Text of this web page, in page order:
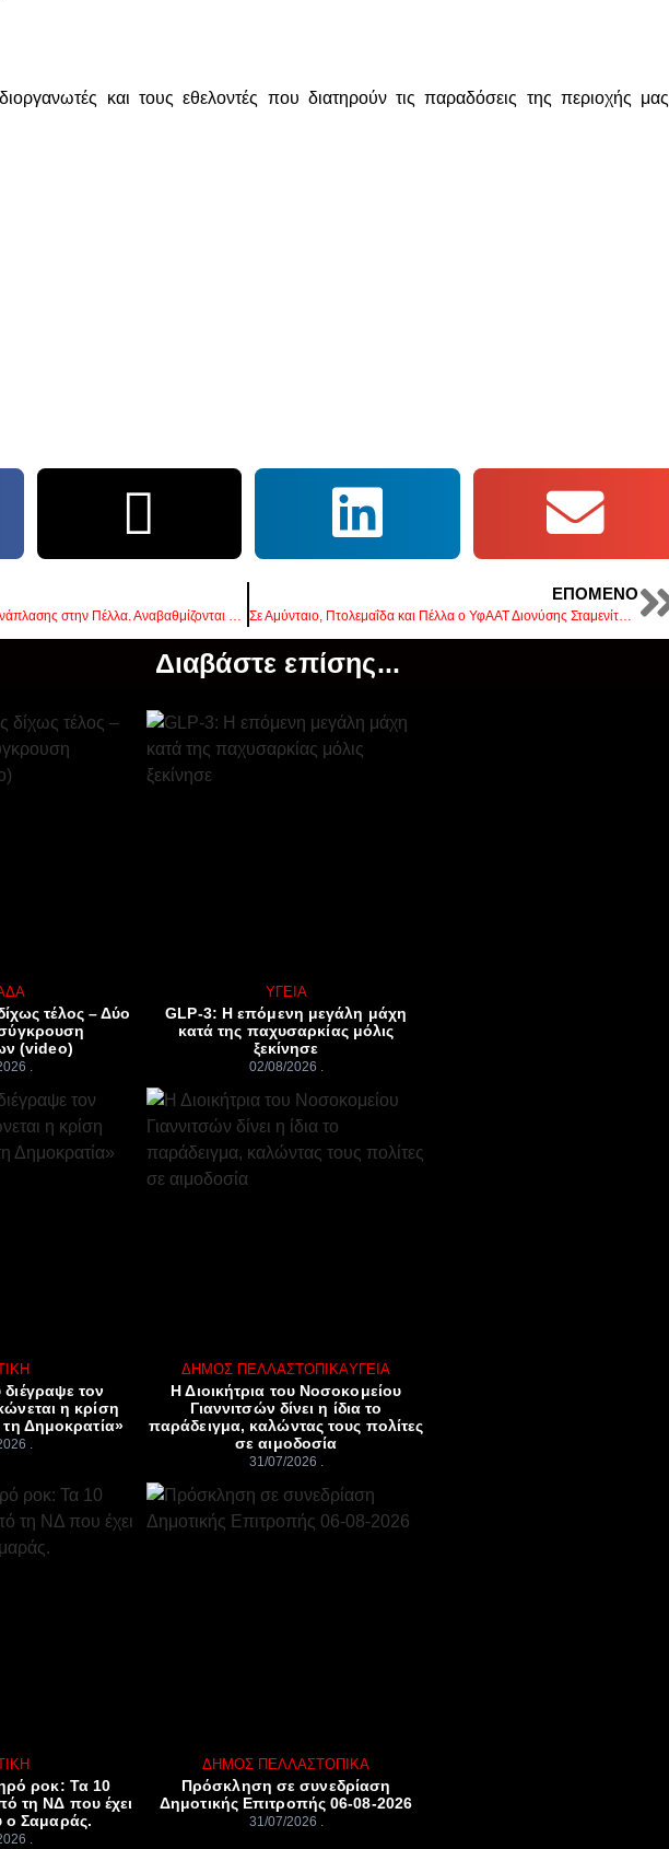
και τους εθελοντές που διατηρούν τις παραδόσεις της περιοχής μας
Ξεκινά το μεγάλο έργο ανάπλασης στην Πέλλα. Αναβαθμίζονται όλες οι υποδομές
ΕΠΌΜΕΝΟ
Σε Αμύνταιο, Πτολεμαΐδα και Πέλλα ο ΥφΑΑΤ Διονύσης Σταμενίτης είχε συναντήσεις με παραγωγούς
Διαβάστε επίσης...
τέλος – Δύο
(video)
ΥΓΕΊΑ
GLP-3: Η επόμενη μεγάλη μάχη
κατά της παχυσαρκίας μόλις
ξεκίνησε
02/08/2026
τον
η κρίση
Δημοκρατία»
ΔΉΜΟΣ ΠΈΛΛΑΣΤΟΠΙΚΆΥΓΕΊΑ
Η Διοικήτρια του Νοσοκομείου
Γιαννιτσών δίνει η ίδια το
παράδειγμα, καλώντας τους πολίτες
σε αιμοδοσία
31/07/2026
ροκ: Τα 10
τη ΝΔ που έχει
ο Σαμαράς.
ΔΉΜΟΣ ΠΈΛΛΑΣΤΟΠΙΚΆ
Πρόσκληση σε συνεδρίαση
Δημοτικής Επιτροπής 06-08-2026
31/07/2026